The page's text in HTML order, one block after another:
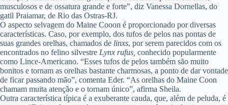
musculosos e de ossatura grande e forte”, diz Vanessa Dornellas, do
gatil Praiamar, de Rio das Ostras-RJ.
O aspecto selvagem do Maine Cooon é proporcionado por diversas
características. Caso, por exemplo, dos tufos de pelos nas pontas de
suas grandes orelhas, chamados de linxs, por serem parecidos com os
encontrados no felino silvestre Lynx rufus, conhecido popularmente
como Lince-Americano. “Esses tufos de pelos também são muito
bonitos e tornam as orelhas bastante charmosas, a ponto de dar vontade
de ficar passando mão”, comenta Eder. “As orelhas do Maine Coon
chamam muita atenção e o tornam único”, afirma Sheila.
Outra característica típica é a exuberante cauda, que, além de peluda, é